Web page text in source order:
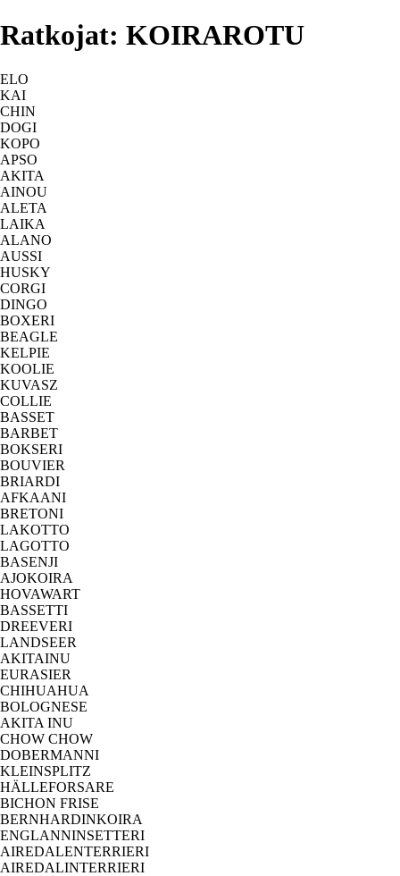
Ratkojat: KOIRAROTU
ELO
KAI
CHIN
DOGI
KOPO
APSO
AKITA
AINOU
ALETA
LAIKA
ALANO
AUSSI
HUSKY
CORGI
DINGO
BOXERI
BEAGLE
KELPIE
KOOLIE
KUVASZ
COLLIE
BASSET
BARBET
BOKSERI
BOUVIER
BRIARDI
AFKAANI
BRETONI
LAKOTTO
LAGOTTO
BASENJI
AJOKOIRA
HOVAWART
BASSETTI
DREEVERI
LANDSEER
AKITAINU
EURASIER
CHIHUAHUA
BOLOGNESE
AKITA INU
CHOW CHOW
DOBERMANNI
KLEINSPLITZ
HÄLLEFORSARE
BICHON FRISE
BERNHARDINKOIRA
ENGLANNINSETTERI
AIREDALENTERRIERI
AIREDALINTERRIERI